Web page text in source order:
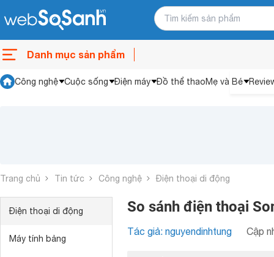
Danh mục sản phẩm
Công nghệ Cuộc sống Điện máy Đồ thể thaoMẹ và Bé
Trang chủ Tin tức Công nghệ Điện thoại di động
Điện thoại di động
Máy tính bảng
So sánh điện thoại
Tác giả: nguyendinhtung Cập